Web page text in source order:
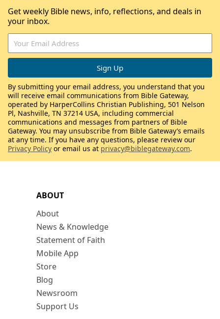
ABOUT
About
News & Knowledge
Statement of Faith
Mobile App
Store
Blog
Newsroom
Support Us
Get weekly Bible news, info, reflections, and deals in
your inbox.
By submitting your email address, you understand that you
will receive email communications from Bible Gateway,
operated by HarperCollins Christian Publishing, 501 Nelson
Pl, Nashville, TN 37214 USA, including commercial
communications and messages from partners of Bible
Gateway. You may unsubscribe from Bible Gateway’s emails
at any time. If you have any questions, please review our
Privacy Policy or email us at privacy@biblegateway.com.